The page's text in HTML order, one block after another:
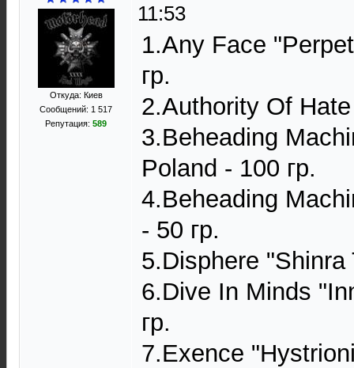
Откуда: Киев
Сообщений: 1 517
Репутация: 589
11:53
1.Any Face
гр.
2.Authority Of
3.Beheading
Poland - 100 гр.
4.Beheading
- 50 гр.
5.Disphere ‎"Shinra
6.Dive In Minds
гр.
7.Exence